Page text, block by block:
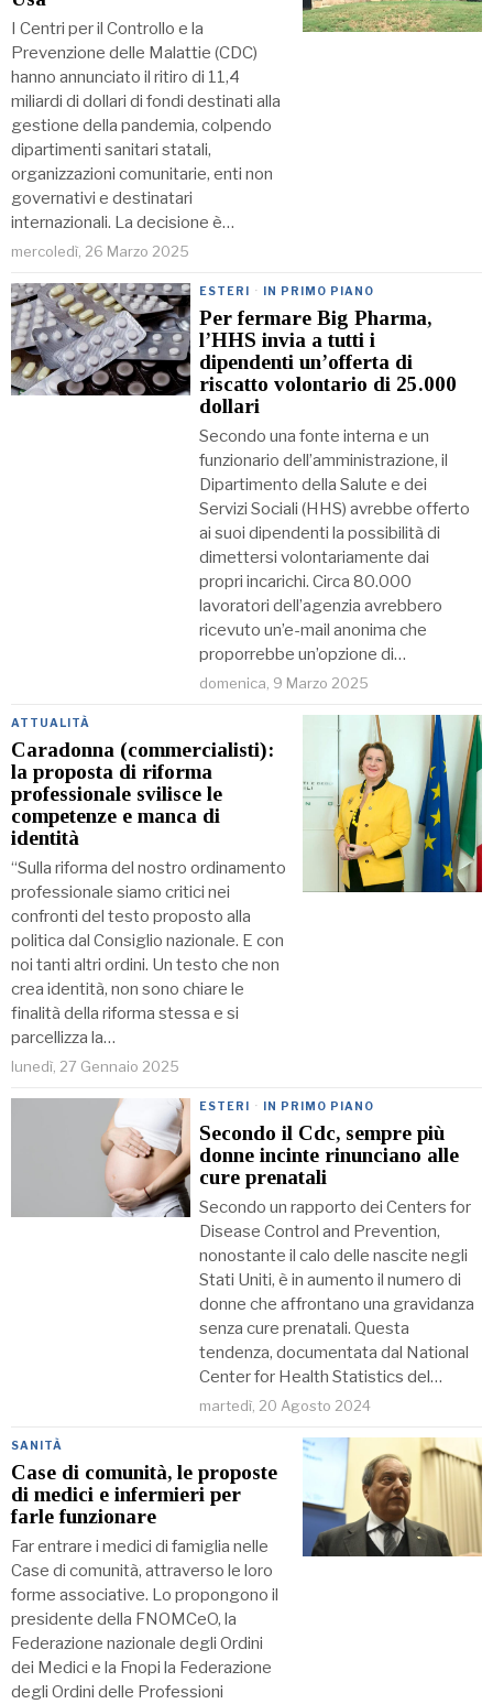
I Centri per il Controllo e la
Prevenzione delle Malattie (CDC)
hanno annunciato il ritiro di 11,4
miliardi di dollari di fondi destinati alla
gestione della pandemia, colpendo
dipartimenti sanitari statali,
organizzazioni comunitarie, enti non
governativi e destinatari
internazionali. La decisione è…
mercoledì, 26 Marzo 2025
ESTERI · IN PRIMO PIANO
Per fermare Big Pharma,
l’HHS invia a tutti i
dipendenti un’offerta di
riscatto volontario di 25.000
dollari
Secondo una fonte interna e un
funzionario dell’amministrazione, il
Dipartimento della Salute e dei
Servizi Sociali (HHS) avrebbe offerto
ai suoi dipendenti la possibilità di
dimettersi volontariamente dai
propri incarichi. Circa 80.000
lavoratori dell’agenzia avrebbero
ricevuto un’e-mail anonima che
proporrebbe un’opzione di…
domenica, 9 Marzo 2025
ATTUALITÀ
Caradonna (commercialisti):
la proposta di riforma
professionale svilisce le
competenze e manca di
identità
“Sulla riforma del nostro ordinamento
professionale siamo critici nei
confronti del testo proposto alla
politica dal Consiglio nazionale. E con
noi tanti altri ordini. Un testo che non
crea identità, non sono chiare le
finalità della riforma stessa e si
parcellizza la…
lunedì, 27 Gennaio 2025
ESTERI · IN PRIMO PIANO
Secondo il Cdc, sempre più
donne incinte rinunciano alle
cure prenatali
Secondo un rapporto dei Centers for
Disease Control and Prevention,
nonostante il calo delle nascite negli
Stati Uniti, è in aumento il numero di
donne che affrontano una gravidanza
senza cure prenatali. Questa
tendenza, documentata dal National
Center for Health Statistics del…
martedì, 20 Agosto 2024
SANITÀ
Case di comunità, le proposte
di medici e infermieri per
farle funzionare
Far entrare i medici di famiglia nelle
Case di comunità, attraverso le loro
forme associative. Lo propongono il
presidente della FNOMCeO, la
Federazione nazionale degli Ordini
dei Medici e la Fnopi la Federazione
degli Ordini delle Professioni